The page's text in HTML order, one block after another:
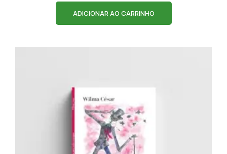
ADICIONAR AO CARRINHO